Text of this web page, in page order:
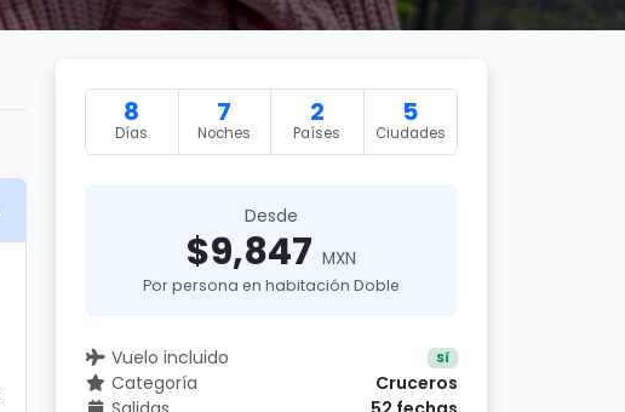
8
Días
7
Noches
2
Países
5
Ciudades
Desde
$9,847 MXN
Por persona en habitación Doble
Vuelo incluido Sí
Categoría
Cruceros